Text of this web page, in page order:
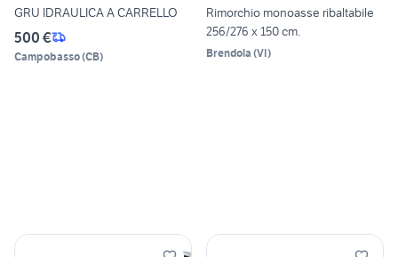
GRU IDRAULICA A CARRELLO
500 €
Campobasso(CB)
Rimorchio monoasse ribaltabile
256/276 x 150 cm.
Brendola (VI)